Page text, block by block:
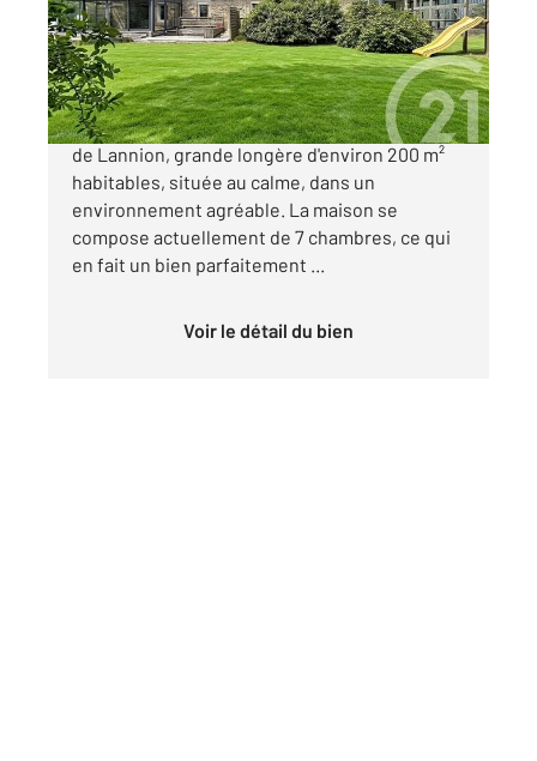
Maison à vendre
296 400 €
À vendre à Ploumilliau, à moins de 10 minutes
de Lannion, grande longère d'environ 200 m²
habitables, située au calme, dans un
environnement agréable. La maison se
compose actuellement de 7 chambres, ce qui
en fait un bien parfaitement ...
Voir le détail du bien